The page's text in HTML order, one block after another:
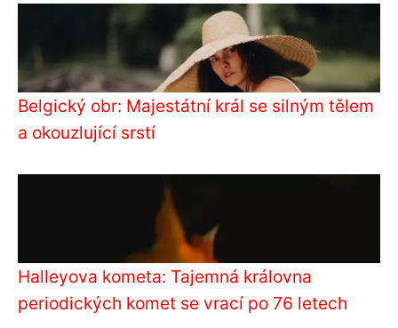
Belgický obr: Majestátní král se silným tělem
a okouzlující srstí
Halleyova kometa: Tajemná královna
periodických komet se vrací po 76 letech